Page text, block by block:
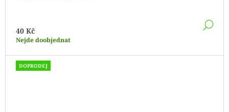
40 Kč
Nejde doobjednat
DOPRODEJ